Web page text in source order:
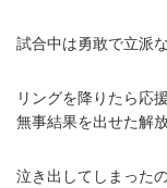
試合中は勇敢で立派
リングを降りたら応
無事結果を出せた解
泣き出してしまった